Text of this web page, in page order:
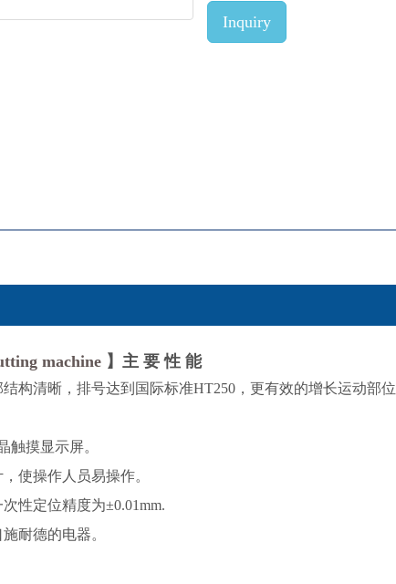
Inquiry
machine 】主 要 性 能
构清晰，排号达到国际标准HT250，更有效的增长运动部位
触摸显示屏。
使操作人员易操作。
性定位精度为±0.01mm.
耐德的电器。